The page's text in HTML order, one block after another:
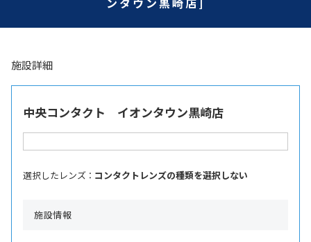
施設詳細
中央コンタクト イオンタウン黒崎店
選択したレンズ ： コンタクトレンズの種類を選択しない
施設情報